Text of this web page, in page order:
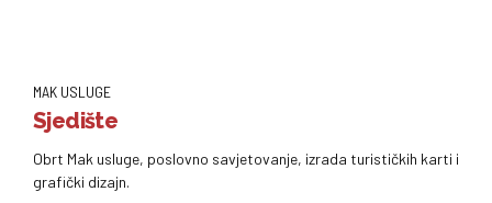
MAK USLUGE
Sjedište
Obrt Mak usluge, poslovno savjetovanje, izrada turističkih karti i
grafički dizajn.